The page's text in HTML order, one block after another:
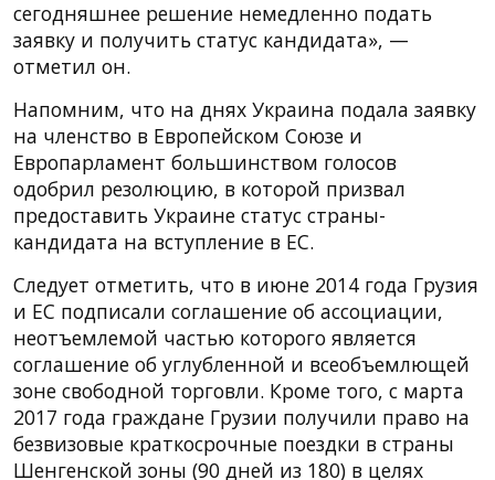
сегодняшнее решение немедленно подать
заявку и получить статус кандидата», —
отметил он.
Напомним, что на днях Украина подала заявку
на членство в Европейском Союзе и
Европарламент большинством голосов
одобрил резолюцию, в которой призвал
предоставить Украине статус страны-
кандидата на вступление в ЕС.
Следует отметить, что в июне 2014 года Грузия
и ЕС подписали соглашение об ассоциации,
неотъемлемой частью которого является
соглашение об углубленной и всеобъемлющей
зоне свободной торговли. Кроме того, с марта
2017 года граждане Грузии получили право на
безвизовые краткосрочные поездки в страны
Шенгенской зоны (90 дней из 180) в целях